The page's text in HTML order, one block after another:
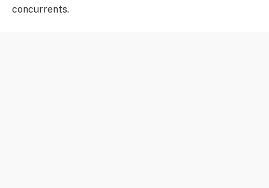
concurrents.